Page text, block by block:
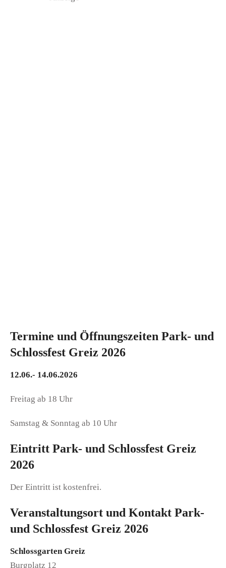
Termine und Öffnungszeiten Park- und
Schlossfest Greiz 2026
12.06.- 14.06.2026
Freitag ab 18 Uhr
Samstag & Sonntag ab 10 Uhr
Eintritt Park- und Schlossfest Greiz
2026
Der Eintritt ist kostenfrei.
Veranstaltungsort und Kontakt Park-
und Schlossfest Greiz 2026
Schlossgarten Greiz
Burgplatz 12